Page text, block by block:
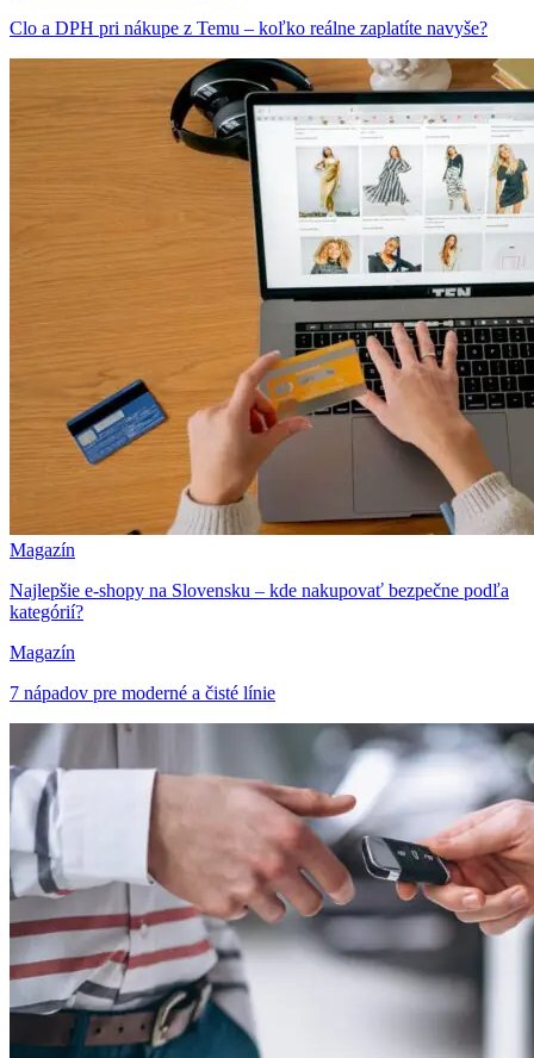
Clo a DPH pri nákupe z Temu – koľko reálne zaplatíte navyše?
Magazín
Najlepšie e-shopy na Slovensku – kde nakupovať bezpečne podľa
kategórií?
Magazín
7 nápadov pre moderné a čisté línie